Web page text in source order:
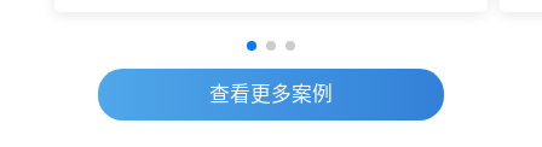
查看更多案例